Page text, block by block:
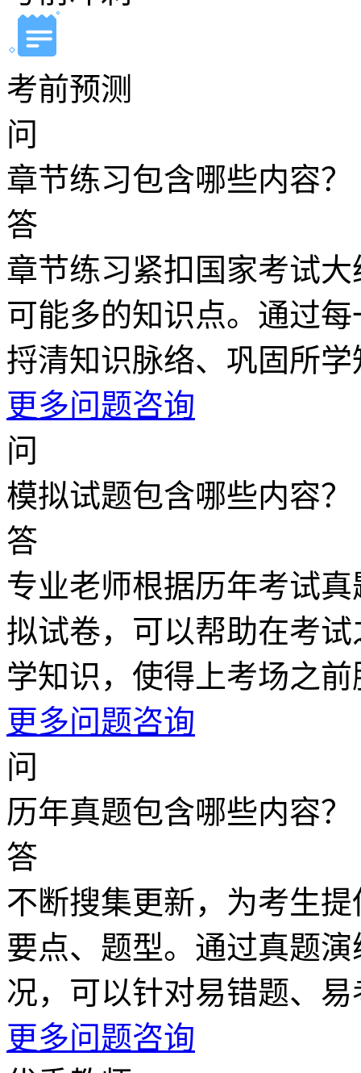
考前预测
问
章节练习包含哪些内容？
答
章节练习紧扣国家考试
可能多的知识点。通过
捋清知识脉络、巩固所学
更多问题咨询
问
模拟试题包含哪些内容？
答
专业老师根据历年考试
拟试卷，可以帮助在考
学知识，使得上考场之
更多问题咨询
问
历年真题包含哪些内容？
答
不断搜集更新，为考生
要点、题型。通过真题
况，可以针对易错题、
更多问题咨询